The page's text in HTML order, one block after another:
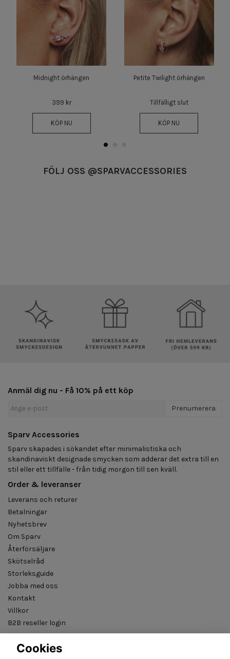
Midnight örhängen
399 kr
KÖP NU
Petite Twilight örhängen
Tillfälligt slut
KÖP NU
FÖLJ OSS @SPARVACCESSORIES
Anmäl dig nu - Få 10% på ett köp
Prenumerera
Sparv Accessories
Sparv skapades i sökandet efter minimalistiska och
skandinaviskt designade smycken som adderar det extra till en
stil eller ett tillfälle - från tidig morgon till sen kväll.
Order & leveranser
Leverans och returer
Betalningar
Nyhetsbrev
Om Sparv
Återförsäljare
Skötselråd
Storleksguide
Jobba med oss
Kontakt
Villkor
B2B reseller login
Cookies